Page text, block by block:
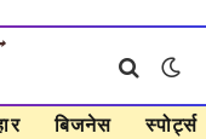
बिजनेस स्पोर्ट्स